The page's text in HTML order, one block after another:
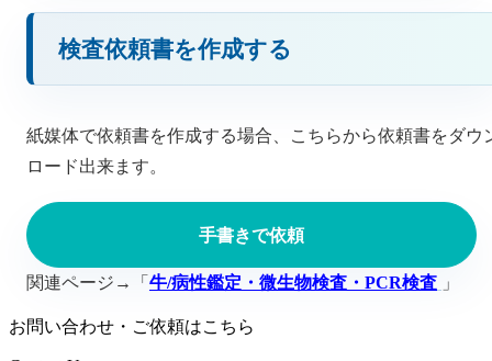
検査依頼書を作成する
紙媒体で依頼書を作成する場合、こちらから依頼書をダウ
ロード出来ます。
手書きで依頼
関連ページ→「 牛/病性鑑定・微生物検査・PCR検査 」
お問い合わせ・ご依頼はこちら